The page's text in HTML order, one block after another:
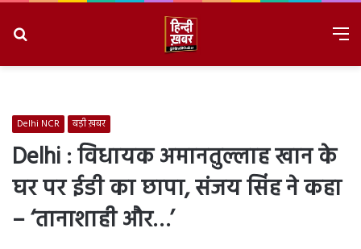
Delhi NCR बड़ी ख़बर
Delhi : विधायक अमानतुल्लाह खान के
घर पर ईडी का छापा, संजय सिंह ने कहा
– ‘तानाशाही और…’